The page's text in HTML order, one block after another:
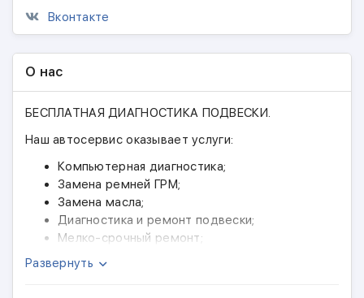
Вконтакте
О нас
БЕСПЛАТНАЯ ДИАГНОСТИКА ПОДВЕСКИ.
Наш автосервис оказывает услуги:
Компьютерная диагностика;
Замена ремней ГРМ;
Замена масла;
Диагностика и ремонт подвески;
Мелко-срочный ремонт;
Ремонт тормозной системы;
Развернуть